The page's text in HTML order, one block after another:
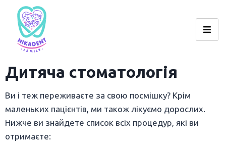
Дитяча стоматологія
Ви і теж переживаєте за свою посмішку? Крім
маленьких пацієнтів, ми також лікуємо дорослих.
Нижче ви знайдете список всіх процедур, які ви
отримаєте: